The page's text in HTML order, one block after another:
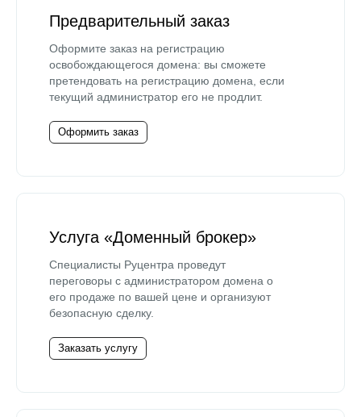
Предварительный заказ
Оформите заказ на регистрацию
освобождающегося домена: вы сможете
претендовать на регистрацию домена, если
текущий администратор его не продлит.
Оформить заказ
Услуга «Доменный брокер»
Специалисты Руцентра проведут
переговоры с администратором домена о
его продаже по вашей цене и организуют
безопасную сделку.
Заказать услугу